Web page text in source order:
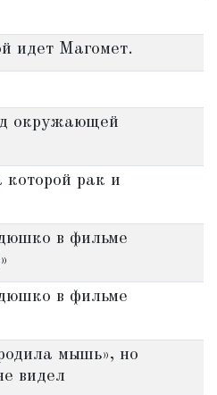
идет Магомет.
окружающей
которой рак и
в фильме
в фильме
мышь», но
видел